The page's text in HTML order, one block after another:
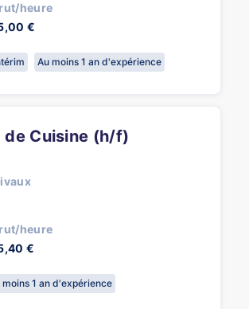
heure
€
Au moins 1 an d'expérience
de Cuisine (h/f)
heure
€
moins 1 an d'expérience